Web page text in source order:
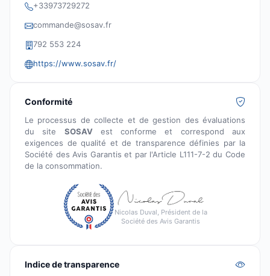
+33973729272
commande@sosav.fr
792 553 224
https://www.sosav.fr/
Conformité
Le processus de collecte et de gestion des évaluations
du site SOSAV est conforme et correspond aux
exigences de qualité et de transparence définies par la
Société des Avis Garantis et par l'Article L111-7-2 du Code
de la consommation.
Nicolas Duval, Président de la
Société des Avis Garantis
Indice de transparence